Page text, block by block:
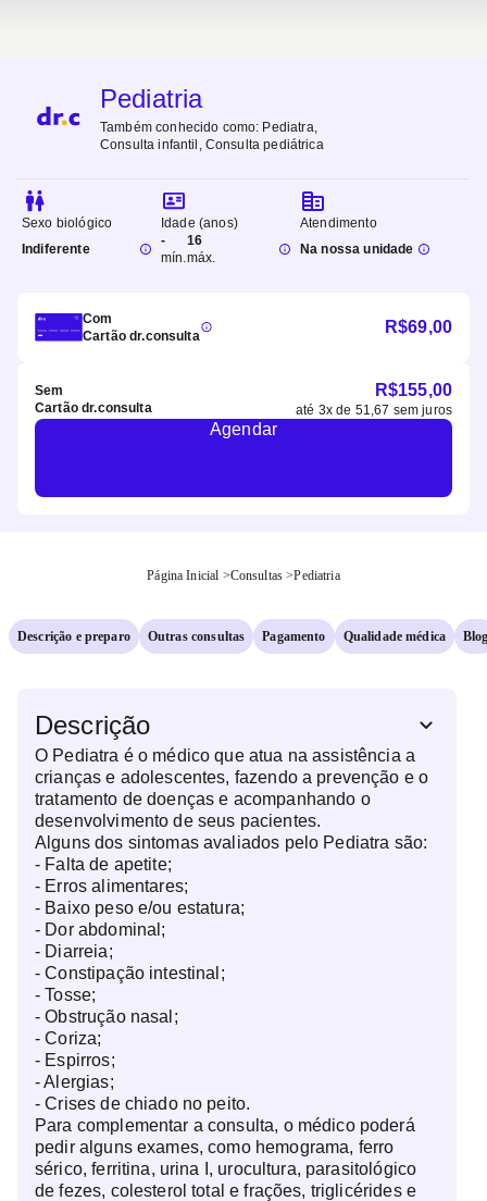
Pediatria
Também conhecido como: Pediatra,
Consulta infantil, Consulta pediátrica
Sexo biológico
Indiferente
Idade (anos)
-
mín.
16
máx.
Atendimento
Na nossa unidade
Com
Cartão dr.consulta
R$69,00
Sem
Cartão dr.consulta
R$155,00
até 3x de 51,67 sem juros
Agendar
Página Inicial >Consultas >Pediatria
Descrição e preparo Outras consultas Pagamento Qualidade médica
Descrição
O Pediatra é o médico que atua na assistência a
crianças e adolescentes, fazendo a prevenção e o
tratamento de doenças e acompanhando o
desenvolvimento de seus pacientes.
Alguns dos sintomas avaliados pelo Pediatra são:
- Falta de apetite;
- Erros alimentares;
- Baixo peso e/ou estatura;
- Dor abdominal;
- Diarreia;
- Constipação intestinal;
- Tosse;
- Obstrução nasal;
- Coriza;
- Espirros;
- Alergias;
- Crises de chiado no peito.
Para complementar a consulta, o médico poderá
pedir alguns exames, como hemograma, ferro
sérico, ferritina, urina I, urocultura, parasitológico
de fezes, colesterol total e frações, triglicérides e